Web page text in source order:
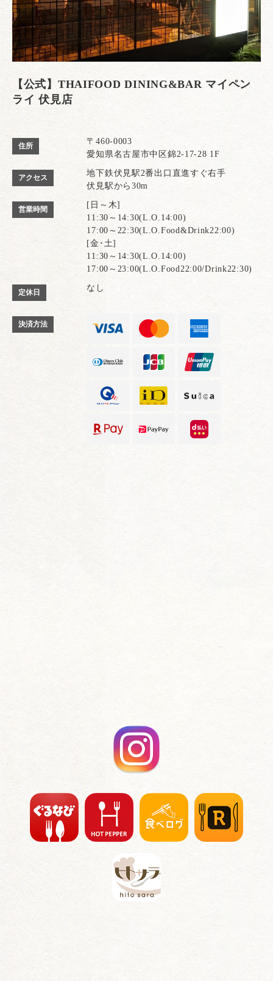
【公式】THAIFOOD DINING&BAR マイペン
ライ 伏見店
住所
〒460-0003
愛知県名古屋市中区錦2-17-28 1F
アクセス
地下鉄伏見駅2番出口直進すぐ右手
伏見駅から30m
営業時間
[日～木]
11:30～14:30(L.O.14:00)
17:00～22:30(L.O.Food&Drink22:00)
[金･土]
11:30～14:30(L.O.14:00)
17:00～23:00(L.O.Food22:00/Drink22:30)
定休日 なし
決済方法